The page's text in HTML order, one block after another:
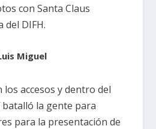
con Santa Claus
DIFH.
Miguel
accesos y dentro del
batalló la gente para
para la presentación de